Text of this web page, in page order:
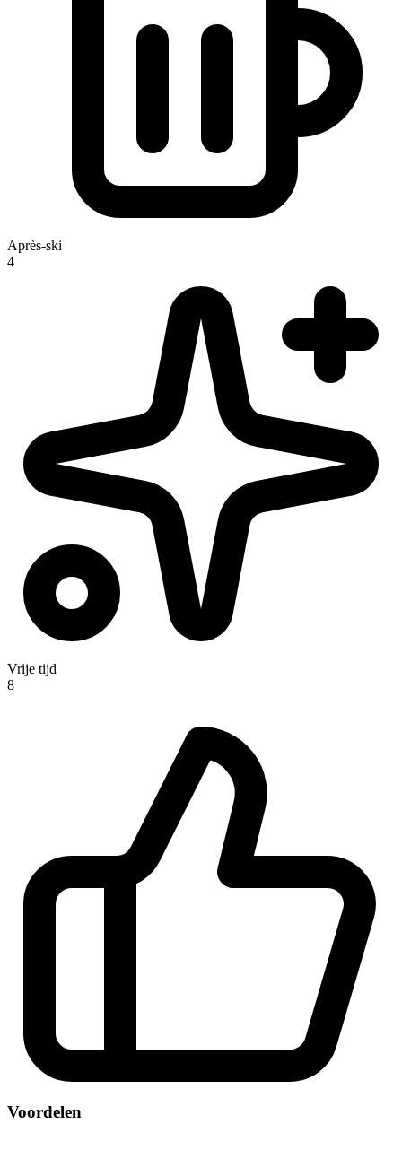
Après-ski
4
Vrije tijd
8
Voordelen